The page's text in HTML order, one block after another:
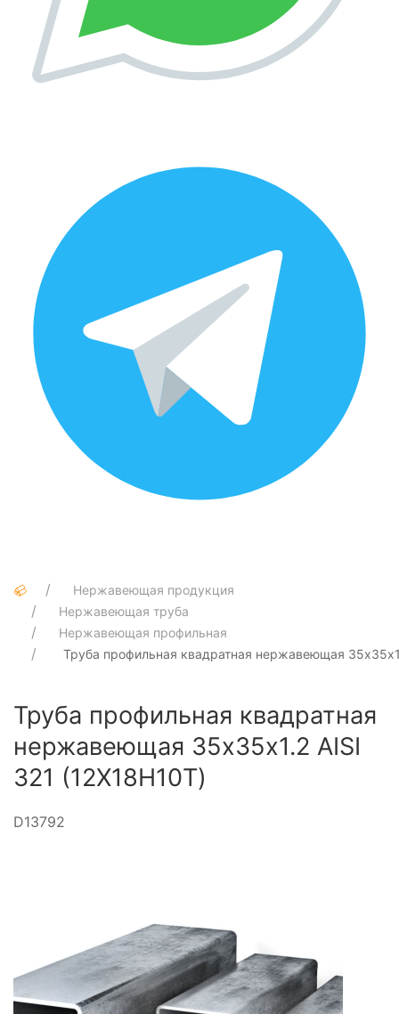
Нержавеющая продукция
Нержавеющая труба
Нержавеющая профильная
Труба профильная квадратная нержавеющая
Труба профильная квадратная
нержавеющая 35х35х1.2 AISI
321 (12Х18Н10Т)
D13792